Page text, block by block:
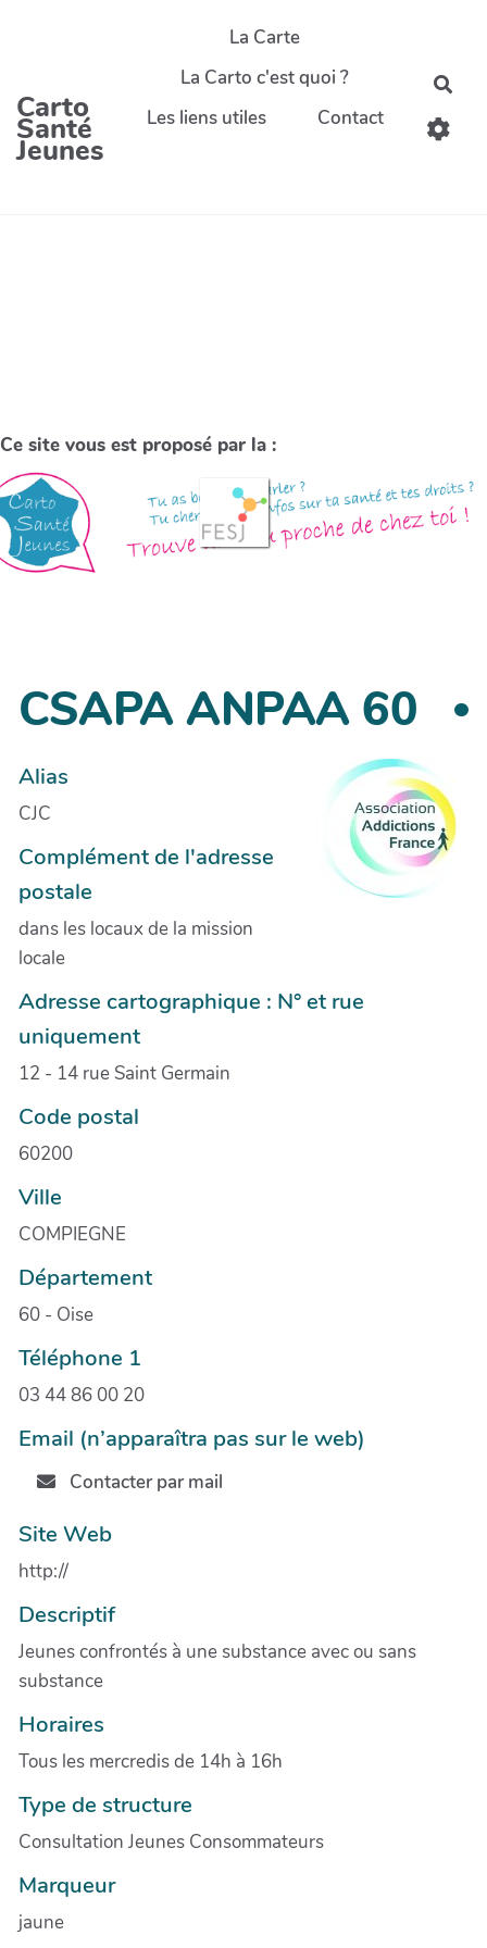
Carto
Santé
Jeunes
La Carte
La Carto c'est quoi ?
Les liens utiles
Contact
Ce site vous est proposé par la :
CSAPA ANPAA 60
Alias
CJC
Complément de l'adresse
postale
dans les locaux de la mission
locale
Adresse cartographique : N° et rue
uniquement
12 - 14 rue Saint Germain
Code postal
60200
Ville
COMPIEGNE
Département
60 - Oise
Téléphone 1
03 44 86 00 20
Email (n’apparaîtra pas sur le web)
Contacter par mail
Site Web
http://
Descriptif
Jeunes confrontés à une substance avec ou sans
substance
Horaires
Tous les mercredis de 14h à 16h
Type de structure
Consultation Jeunes Consommateurs
Marqueur
jaune